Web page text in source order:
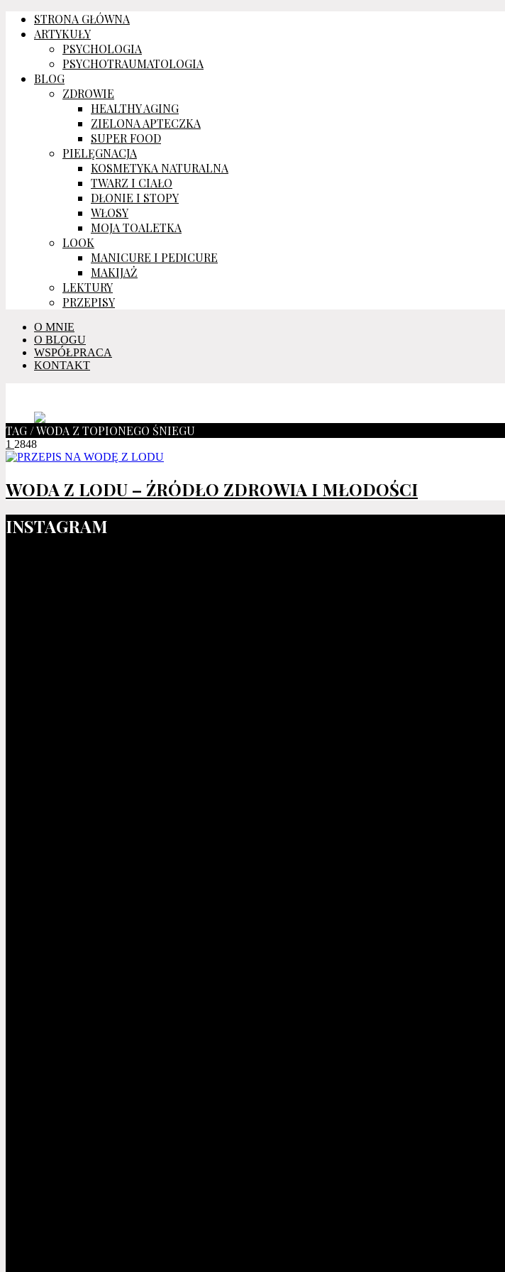
STRONA GŁÓWNA
ARTYKUŁY
PSYCHOLOGIA
PSYCHOTRAUMATOLOGIA
BLOG
ZDROWIE
HEALTHY AGING
ZIELONA APTECZKA
SUPER FOOD
PIELĘGNACJA
KOSMETYKA NATURALNA
TWARZ I CIAŁO
DŁONIE I STOPY
WŁOSY
MOJA TOALETKA
LOOK
MANICURE I PEDICURE
MAKIJAŻ
LEKTURY
PRZEPISY
O MNIE
O BLOGU
WSPÓŁPRACA
KONTAKT
TAG / WODA Z TOPIONEGO ŚNIEGU
1 2848
WODA Z LODU – ŹRÓDŁO ZDROWIA I MŁODOŚCI
INSTAGRAM